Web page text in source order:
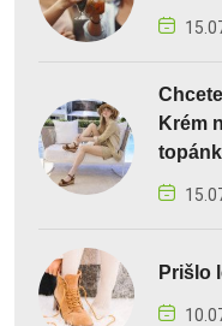
Krém
Prišlo